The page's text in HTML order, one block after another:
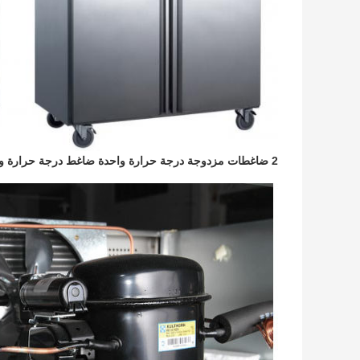
2 ضاغطات مزدوجة درجة حرارة واحدة ضاغط درجة حرارة واحدة